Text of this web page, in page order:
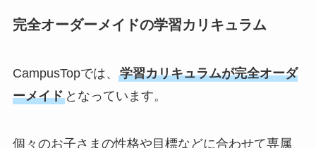
完全オーダーメイドの学習カリキュラム
CampusTopでは、 学習カリキュラムが完全オーダ
ーメイドとなっています。
個々のお子さまの性格や目標などに合わせて専属